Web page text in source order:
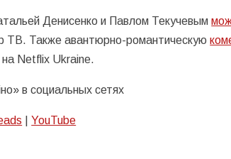
Денисенко и Павлом Текучевым
ТВ. Также авантюрно-романтическую
Netflix Ukraine.
в социальных сетях
|YouTube